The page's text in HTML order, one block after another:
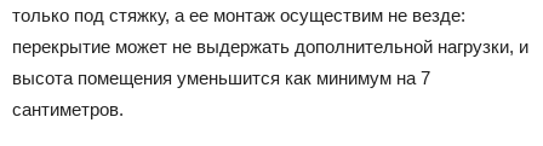
только под стяжку, а ее монтаж осуществим не везде:
перекрытие может не выдержать дополнительной нагрузки, и
высота помещения уменьшится как минимум на 7
сантиметров.